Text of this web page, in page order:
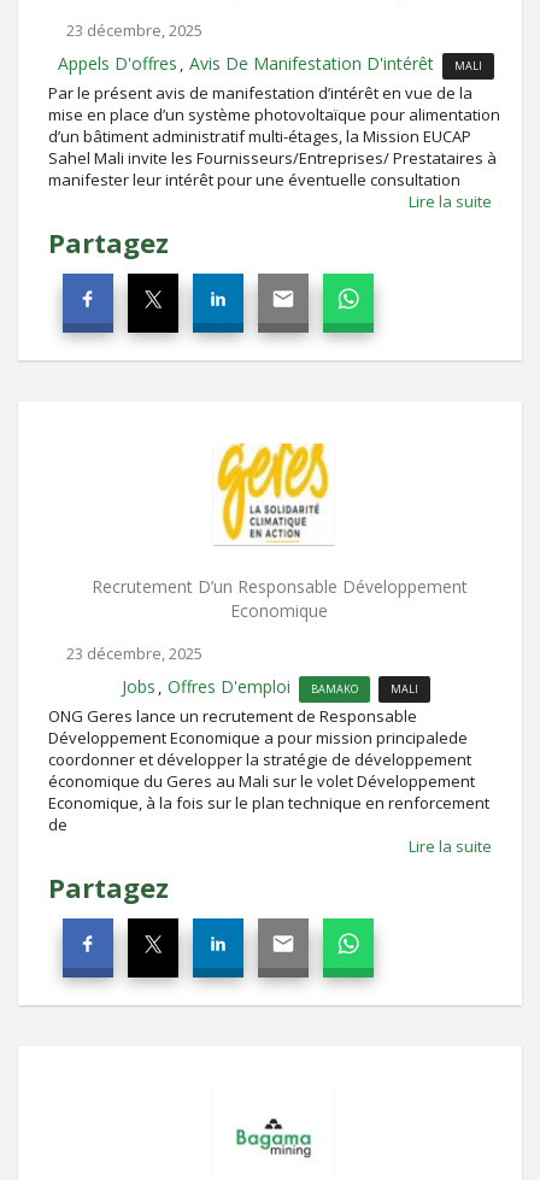
23 décembre, 2025
Appels D'offres , Avis De Manifestation D'intérêt MALI
Par le présent avis de manifestation d’intérêt en vue de la
mise en place d’un système photovoltaïque pour alimentation
d’un bâtiment administratif multi-étages, la Mission EUCAP
Sahel Mali invite les Fournisseurs/Entreprises/ Prestataires à
manifester leur intérêt pour une éventuelle consultation
Lire la suite
Partagez
Recrutement D’un Responsable Développement
Economique
23 décembre, 2025
Jobs , Offres D'emploi BAMAKO MALI
ONG Geres lance un recrutement de Responsable
Développement Economique a pour mission principalede
coordonner et développer la stratégie de développement
économique du Geres au Mali sur le volet Développement
Economique, à la fois sur le plan technique en renforcement
de
Lire la suite
Partagez